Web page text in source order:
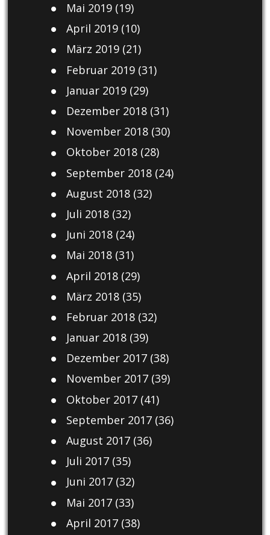
Mai 2019(19)
April 2019(10)
März 2019(21)
Februar 2019(31)
Januar 2019(29)
Dezember 2018(31)
November 2018(30)
Oktober 2018(28)
September 2018(24)
August 2018(32)
Juli 2018(32)
Juni 2018(24)
Mai 2018(31)
April 2018(29)
März 2018(35)
Februar 2018(32)
Januar 2018(39)
Dezember 2017(38)
November 2017(39)
Oktober 2017(41)
September 2017(36)
August 2017(36)
Juli 2017(35)
Juni 2017(32)
Mai 2017(33)
April 2017(38)